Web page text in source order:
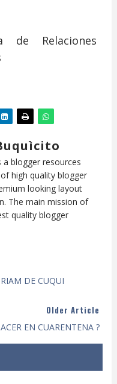
de Relaciones
a blogger resources
high quality blogger
looking layout
The main mission of
quality blogger
DE CUQUI
Older Article
EN CUARENTENA ?